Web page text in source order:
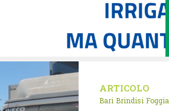
ARTICOLO
Bari Brindisi Foggia